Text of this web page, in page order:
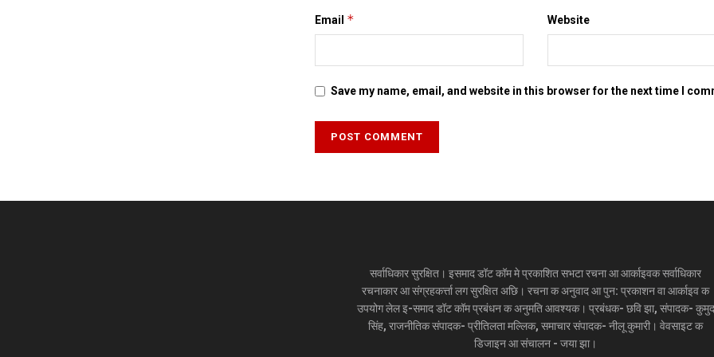
Email * Website
Save my name, email, and website in this browser for the next time I
सर्वाधिकार सुरक्षित। इसमाद डॉट कॉम मे प्रकाशित सभटा रचना आ आर्काइवक सर्वाधिकार
रचनाकार आ संग्रहकर्त्ता लग सुरक्षित अछि। रचना क अनुवाद आ पुन: प्रकाशन वा आर्काइव क
उपयोग लेल इ-समाद डॉट कॉम प्रबंधन क अनुमति आवश्यक। प्रबंधक- छवि झा, संपादक- कुमुद
सिंह, राजनीतिक संपादक- प्रीतिलता मल्लिक, समाचार संपादक- नीलू कुमारी। वेवसाइट क
डिजाइन आ संचालन - जया झा।